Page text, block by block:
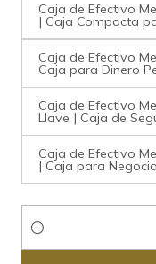
Caja de Efectivo
| Caja Compacta
Caja de Efectivo
Caja para Dinero
Caja de Efectivo
Llave | Caja de
Caja de Efectivo
| Caja para
Cantidad